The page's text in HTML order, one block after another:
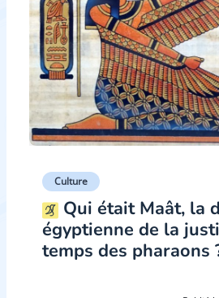
Culture
Qui était Maât, la
égyptienne de la
temps des pharaons